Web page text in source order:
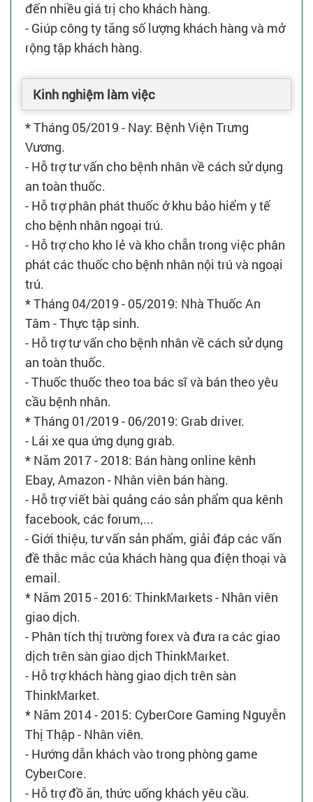
đến nhiều giá trị cho khách hàng.
- Giúp công ty tăng số lượng khách hàng và mở
rộng tập khách hàng.
Kinh nghiệm làm việc
* Tháng 05/2019 - Nay: Bệnh Viện Trưng
Vương.
- Hỗ trợ tư vấn cho bệnh nhân về cách sử dụng
an toàn thuốc.
- Hỗ trợ phân phát thuốc ở khu bảo hiểm y tế
cho bệnh nhân ngoại trú.
- Hỗ trợ cho kho lẻ và kho chẵn trong việc phân
phát các thuốc cho bệnh nhân nội trú và ngoại
trú.
* Tháng 04/2019 - 05/2019: Nhà Thuốc An
Tâm - Thực tập sinh.
- Hỗ trợ tư vấn cho bệnh nhân về cách sử dụng
an toàn thuốc.
- Thuốc thuốc theo toa bác sĩ và bán theo yêu
cầu bệnh nhân.
* Tháng 01/2019 - 06/2019: Grab driver.
- Lái xe qua ứng dụng grab.
* Năm 2017 - 2018: Bán hàng online kênh
Ebay, Amazon - Nhân viên bán hàng.
- Hỗ trợ viết bài quảng cáo sản phẩm qua kênh
facebook, các forum,...
- Giới thiệu, tư vấn sản phẩm, giải đáp các vấn
đề thắc mắc của khách hàng qua điện thoại và
email.
* Năm 2015 - 2016: ThinkMarkets - Nhân viên
giao dịch.
- Phân tích thị trường forex và đưa ra các giao
dịch trên sàn giao dịch ThinkMarket.
- Hỗ trợ khách hàng giao dịch trên sàn
ThinkMarket.
* Năm 2014 - 2015: CyberCore Gaming Nguyễn
Thị Thập - Nhân viên.
- Hướng dẫn khách vào trong phòng game
CyberCore.
- Hỗ trợ đồ ăn, thức uống khách yêu cầu.